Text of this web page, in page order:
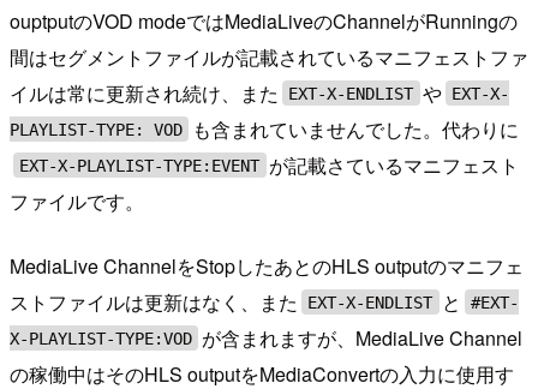
ouptputのVOD modeではMediaLiveのChannelがRunningの
間はセグメントファイルが記載されているマニフェストファ
イルは常に更新され続け、また
EXT-X-ENDLIST や EXT-X-
PLAYLIST-TYPE: VOD
も含まれていませんでした。代わりに
EXT-X-PLAYLIST-TYPE:EVENT が記載さているマニフェスト
ファイルです。
MediaLive ChannelをStopしたあとのHLS outputのマニフェ
ストファイルは更新はなく、また
EXT-X-ENDLIST と
#EXT-
X-PLAYLIST-TYPE:VOD が含まれますが、MediaLive Channel
の稼働中はそのHLS outputをMediaConvertの入力に使用す